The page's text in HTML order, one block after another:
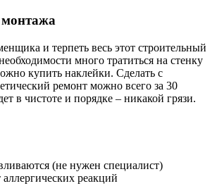
и терпеть весь этот строительный
много тратиться на стенку
купить наклейки. Сделать с
ремонт можно всего за 30
в чистоте и порядке – никакой грязи.
(не нужен специалист)
реакций